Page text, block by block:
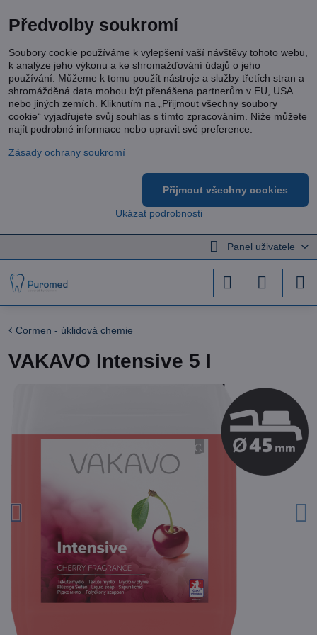
Panel uživatele
Cormen - úklidová chemie
VAKAVO Intensive 5 l
Předvolby soukromí
Soubory cookie používáme k vylepšení vaší návštěvy tohoto webu,
k analýze jeho výkonu a ke shromažďování údajů o jeho
používání. Můžeme k tomu použít nástroje a služby třetích stran a
shromážděná data mohou být přenášena partnerům v EU, USA
nebo jiných zemích. Kliknutím na „Přijmout všechny soubory
cookie“ vyjadřujete svůj souhlas s tímto zpracováním. Níže můžete
najít podrobné informace nebo upravit své preference.
Zásady ochrany soukromí
Ukázat podrobnosti
Přijmout všechny cookies